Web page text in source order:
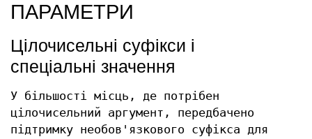
ПАРАМЕТРИ
Цілочисельні суфікси і
спеціальні значення
У більшості місць, де потрібен
цілочисельний аргумент, передбачено
підтримку необов'язкового суфікса для